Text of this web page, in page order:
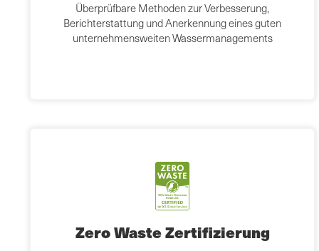
Überprüfbare Methoden zur Verbesserung,
Berichterstattung und Anerkennung eines guten
unternehmensweiten Wassermanagements
Zero Waste Zertifizierung